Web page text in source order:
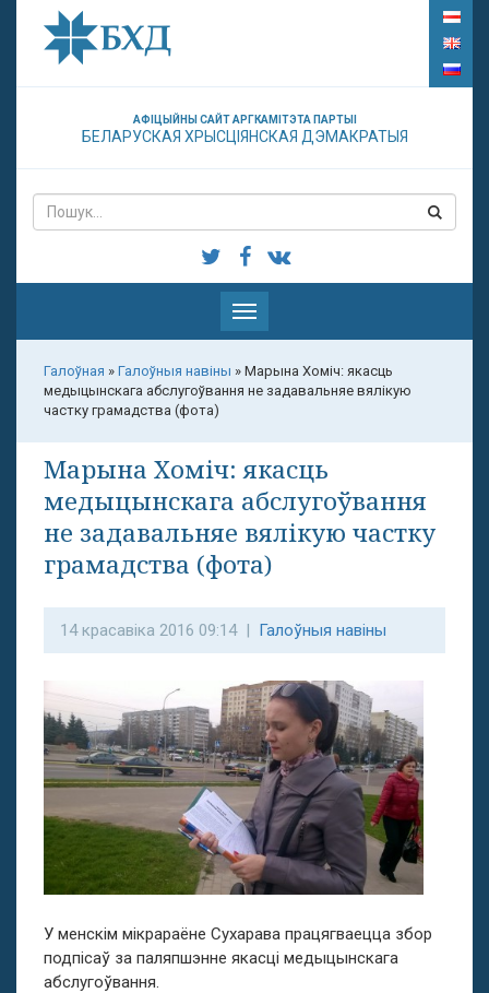
АФІЦЫЙНЫ САЙТ АРГКАМІТЭТА ПАРТЫІ
БЕЛАРУСКАЯ ХРЫСЦІЯНСКАЯ ДЭМАКРАТЫЯ
Паказаць
меню
Галоўная » Галоўныя навіны » Марына Хоміч: якасць
медыцынскага абслугоўвання не задавальняе вялікую
частку грамадства (фота)
Марына Хоміч: якасць
медыцынскага абслугоўвання
не задавальняе вялікую частку
грамадства (фота)
14 красавіка 2016 09:14 | Галоўныя навіны
У менскім мікрараёне Сухарава працягваецца збор
подпісаў за паляпшэнне якасці медыцынскага
абслугоўвання.